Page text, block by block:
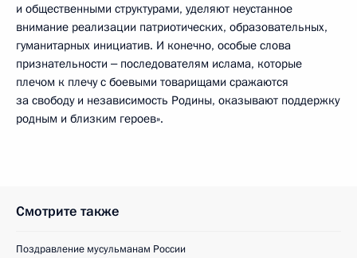
и общественными структурами, уделяют неустанное
внимание реализации патриотических, образовательных,
гуманитарных инициатив. И конечно, особые слова
признательности ‒ последователям ислама, которые
плечом к плечу с боевыми товарищами сражаются
за свободу и независимость Родины, оказывают поддержку
родным и близким героев».
Смотрите также
Поздравление мусульманам России